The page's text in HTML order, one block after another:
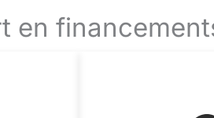
en